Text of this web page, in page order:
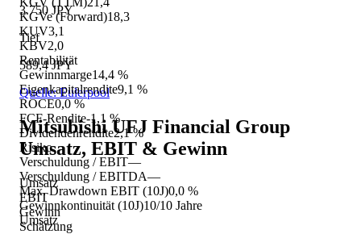
KGVe (Forward)18,3
KUV3,1
KBV2,0
Rentabilität
Gewinnmarge14,4 %
Eigenkapitalrendite9,1 %
ROCE0,0 %
FCF-Rendite-1,1 %
Dividendenrendite2,1 %
Risiko
Verschuldung / EBIT—
Verschuldung / EBITDA—
Max. Drawdown EBIT (10J)0,0 %
Gewinnkontinuität (10J)10/10 Jahre
Umsatz
3.750 JPY
Tief
589,4 JPY
Quelle: Eulerpool
Mitsubishi UFJ Financial Group
Umsatz, EBIT & Gewinn
Umsatz
EBIT
Gewinn
Schätzung